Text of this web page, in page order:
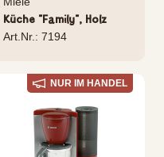
Küche "Family", Holz
Art.Nr.: 7194
NUR IM HANDEL